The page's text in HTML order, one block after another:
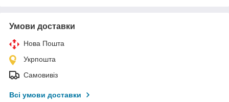
Умови доставки
Нова Пошта
Укрпошта
Самовивіз
Всі умови доставки